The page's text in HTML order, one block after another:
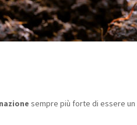
sempre più forte di essere un